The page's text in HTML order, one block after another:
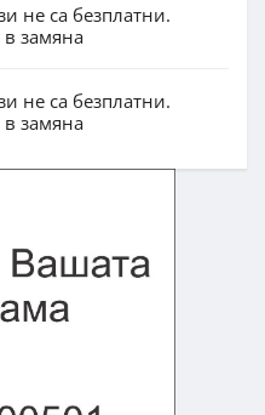
не са безплатни.
замяна
не са безплатни.
замяна